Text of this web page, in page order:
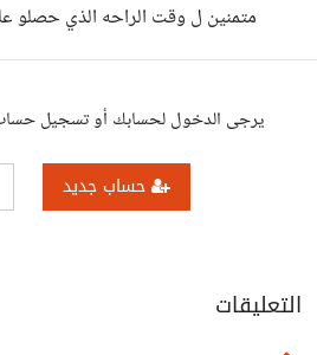
متمنين ل وقت الراحه الذي حصلو
يرجى الدخول لحسابك أو تسجيل
حساب جديد
التعليقات